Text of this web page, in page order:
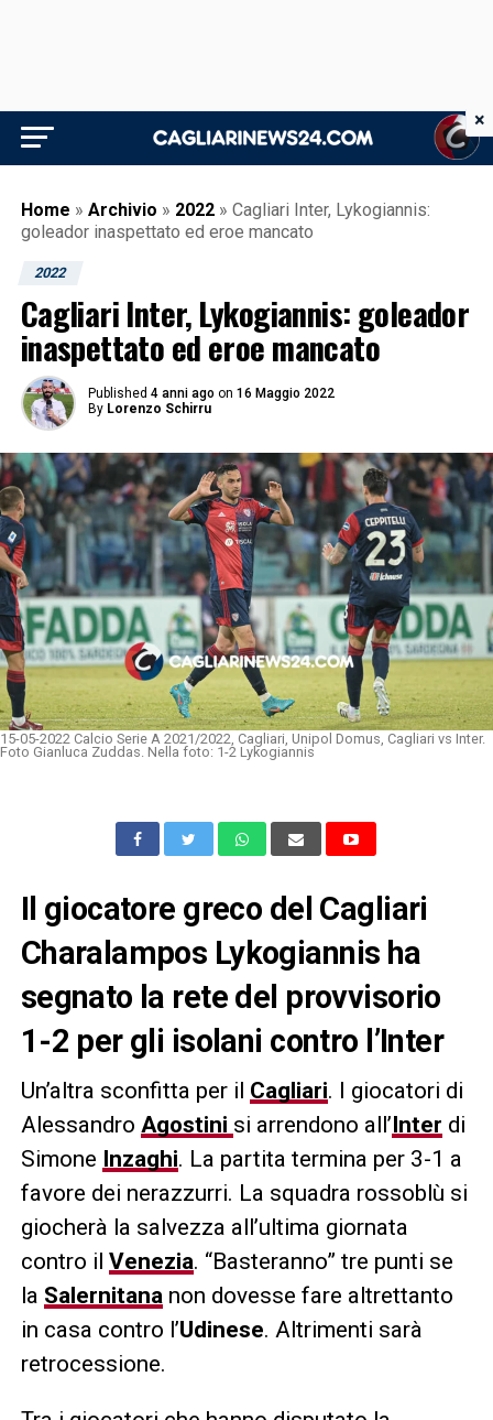
Home » Archivio » 2022 » Cagliari Inter, Lykogiannis:
goleador inaspettato ed eroe mancato
2022
Cagliari Inter, Lykogiannis: goleador
inaspettato ed eroe mancato
Published 4 anni ago on 16 Maggio 2022
By Lorenzo Schirru
15-05-2022 Calcio Serie A 2021/2022, Cagliari, Unipol Domus, Cagliari vs Inter.
Foto Gianluca Zuddas. Nella foto: 1-2 Lykogiannis
Il giocatore greco del Cagliari
Charalampos Lykogiannis ha
segnato la rete del provvisorio
1-2 per gli isolani contro l’Inter
Un’altra sconfitta per il Cagliari. I giocatori di
Alessandro Agostini si arrendono all’Inter di
Simone Inzaghi. La partita termina per 3-1 a
favore dei nerazzurri. La squadra rossoblù si
giocherà la salvezza all’ultima giornata
contro il Venezia. “Basteranno” tre punti se
la Salernitana non dovesse fare altrettanto
in casa contro l’Udinese. Altrimenti sarà
retrocessione.
×